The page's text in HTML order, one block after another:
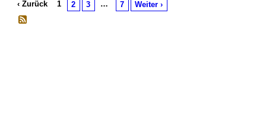
‹ Zurück 1 2 3 … 7 Weiter ›